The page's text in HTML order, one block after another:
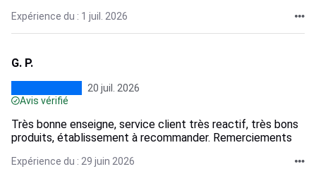
Expérience du : 1 juil. 2026
G. P.
20 juil. 2026
Avis vérifié
Très bonne enseigne, service client très reactif, très bons
produits, établissement à recommander. Remerciements
Expérience du : 29 juin 2026